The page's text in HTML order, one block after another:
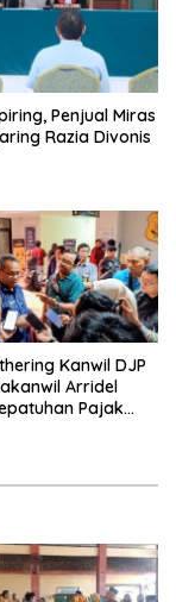
Penjual Miras
Razia Divonis
Kanwil DJP
Arridel
Pajak